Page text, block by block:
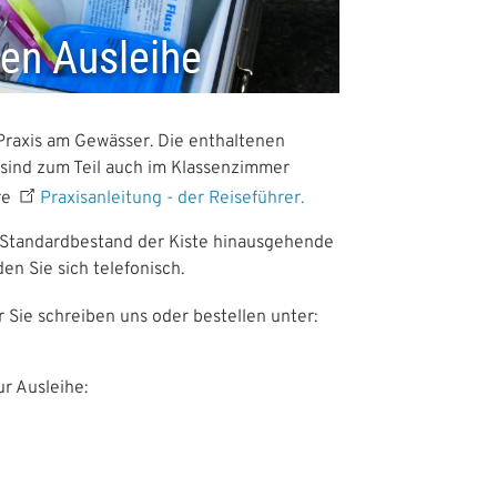
Ausleihe
am Gewässer. Die enthaltenen
zum Teil auch im Klassenzimmer
Praxisanleitung - der Reiseführer.
der Kiste hinausgehende
Sie sich telefonisch.
Sie schreiben uns oder bestellen unter:
Ausleihe: